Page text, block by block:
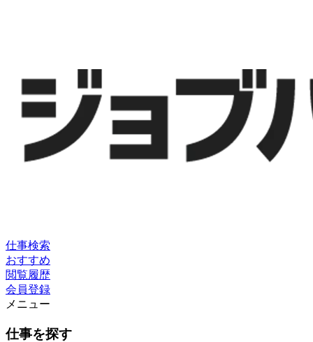
仕事検索
おすすめ
閲覧履歴
会員登録
メニュー
仕事を探す